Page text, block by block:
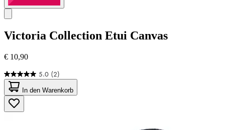
Victoria Collection Etui Canvas
€ 10,90
5.0 (2)
5.0
von
5
Sternen.
2
In den Warenkorb